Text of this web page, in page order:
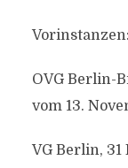
Vorinstanzen:
OVG Berlin-
vom 13.
VG Berlin, 31